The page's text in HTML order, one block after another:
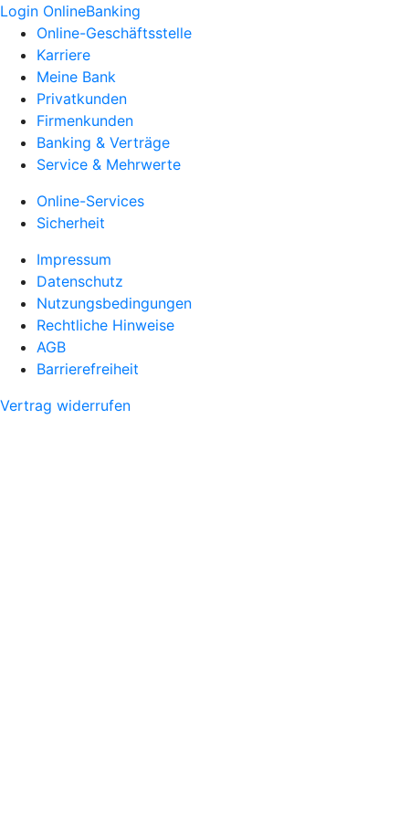
Login OnlineBanking
Online-Geschäftsstelle
Karriere
Meine Bank
Privatkunden
Firmenkunden
Banking & Verträge
Service & Mehrwerte
Online-Services
Sicherheit
Impressum
Datenschutz
Nutzungsbedingungen
Rechtliche Hinweise
AGB
Barrierefreiheit
Vertrag widerrufen